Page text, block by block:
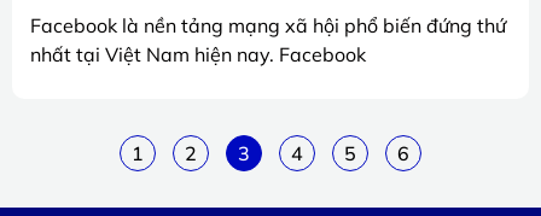
Facebook là nền tảng mạng xã hội phổ biến đứng thứ
nhất tại Việt Nam hiện nay. Facebook
1 2 3 4 5 6